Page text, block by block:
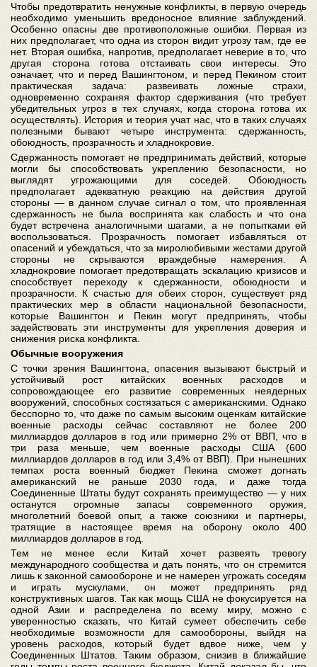
Чтобы предотвратить ненужные конфликты, в первую очередь
необходимо уменьшить вредоносное влияние заблуждений.
Особенно опасны две противоположные ошибки. Первая из
них предполагает, что одна из сторон видит угрозу там, где ее
нет. Вторая ошибка, напротив, предполагает неверие в то, что
другая сторона готова отстаивать свои интересы. Это
означает, что и перед Вашингтоном, и перед Пекином стоит
практическая задача: развеивать ложные страхи,
одновременно сохраняя фактор сдерживания (что требует
убедительных угроз в тех случаях, когда сторона готова их
осуществлять). История и теория учат нас, что в таких случаях
полезными бывают четыре инструмента: сдержанность,
обоюдность, прозрачность и хладнокровие.
Сдержанность помогает не предпринимать действий, которые
могли бы способствовать укреплению безопасности, но
выглядят угрожающими для соседей. Обоюдность
предполагает адекватную реакцию на действия другой
стороны — в данном случае сигнал о том, что проявленная
сдержанность не была воспринята как слабость и что она
будет встречена аналогичными шагами, а не попытками ей
воспользоваться. Прозрачность помогает избавляться от
опасений и убеждаться, что за миролюбивыми жестами другой
стороны не скрываются враждебные намерения. А
хладнокровие помогает предотвращать эскалацию кризисов и
способствует переходу к сдержанности, обоюдности и
прозрачности. К счастью для обеих сторон, существует ряд
практических мер в области национальной безопасности,
которые Вашингтон и Пекин могут предпринять, чтобы
задействовать эти инструменты для укрепления доверия и
снижения риска конфликта.
Обычные вооружения
С точки зрения Вашингтона, опасения вызывают быстрый и
устойчивый рост китайских военных расходов и
сопровождающее его развитие современных неядерных
вооружений, способных состязаться с американскими. Однако
бесспорно то, что даже по самым высоким оценкам китайские
военные расходы сейчас составляют не более 200
миллиардов долларов в год или примерно 2% от ВВП, что в
три раза меньше, чем военные расходы США (600
миллиардов долларов в год или 3,4% от ВВП). При нынешних
темпах роста военный бюджет Пекина сможет догнать
американский не раньше 2030 года, и даже тогда
Соединенные Штаты будут сохранять преимущество — у них
останутся огромные запасы современного оружия,
многолетний боевой опыт, а также союзники и партнеры,
тратящие в настоящее время на оборону около 400
миллиардов долларов в год.
Тем не менее если Китай хочет развеять тревогу
международного сообщества и дать понять, что он стремится
лишь к законной самообороне и не намерен угрожать соседям
и играть мускулами, он может предпринять ряд
конструктивных шагов. Так как мощь США не фокусируется на
одной Азии и распределена по всему миру, можно с
уверенностью сказать, что Китай сумеет обеспечить себе
необходимые возможности для самообороны, выйдя на
уровень расходов, который будет вдвое ниже, чем у
Соединенных Штатов. Таким образом, снизив в ближайшие